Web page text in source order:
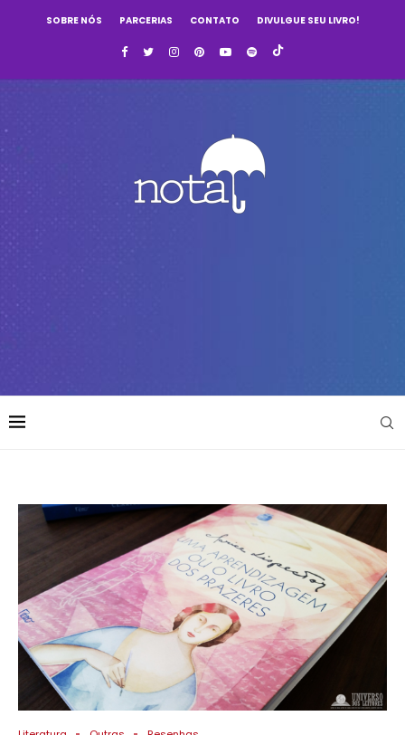
SOBRE NÓS PARCERIAS CONTATO DIVULGUE SEU LIVRO!